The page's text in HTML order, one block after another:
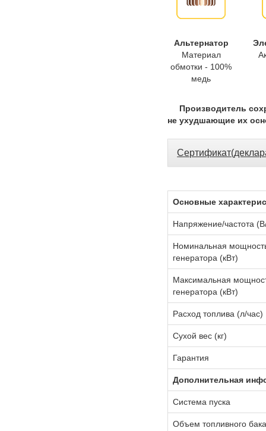
Альтернатор
Материал
обмотки - 100%
медь
Производитель
не ухудшающие их
Основные
Напряжение/частота
Номинальная
генератора (кВт)
Максимальная
генератора (кВт)
Расход топлива (л/час)
Сухой вес (кг)
Гарантия
Дополнительная
Система пуска
Объем топливного